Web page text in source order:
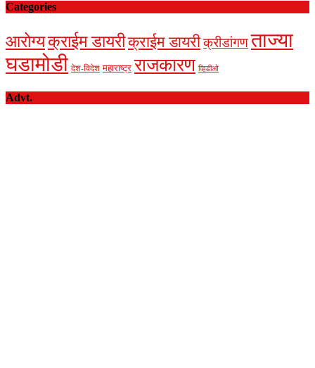
Categories
आरोग्यक्राईम डायरीक्राईम डायरीक्रीडांगणताज्या
घडामोडी देश-विदेश महाराष्ट्र राजकारण व्हिडीओ
Advt.